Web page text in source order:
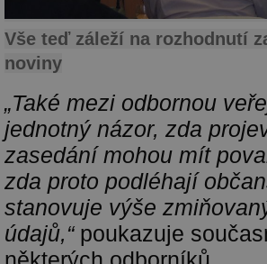
Vše teď záleží na rozhodnutí
noviny
„Také mezi odbornou
jednotný názor, zda
zasedání mohou mít
zda proto podléhají
stanovuje výše
údajů,“ poukazuje